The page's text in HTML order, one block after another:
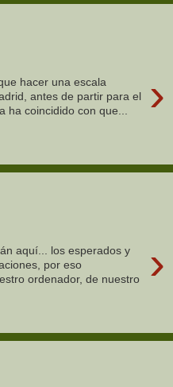
›
hacer una escala
antes de partir para el
ha coincidido con que...
›
aquí... los esperados y
por eso
ordenador, de nuestro